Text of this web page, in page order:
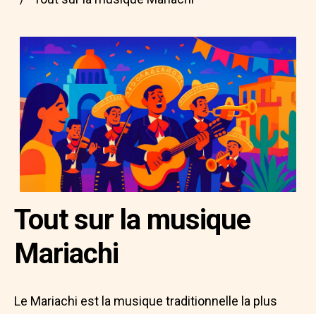
Tout sur la musique
Mariachi
Le Mariachi est la musique traditionnelle la plus